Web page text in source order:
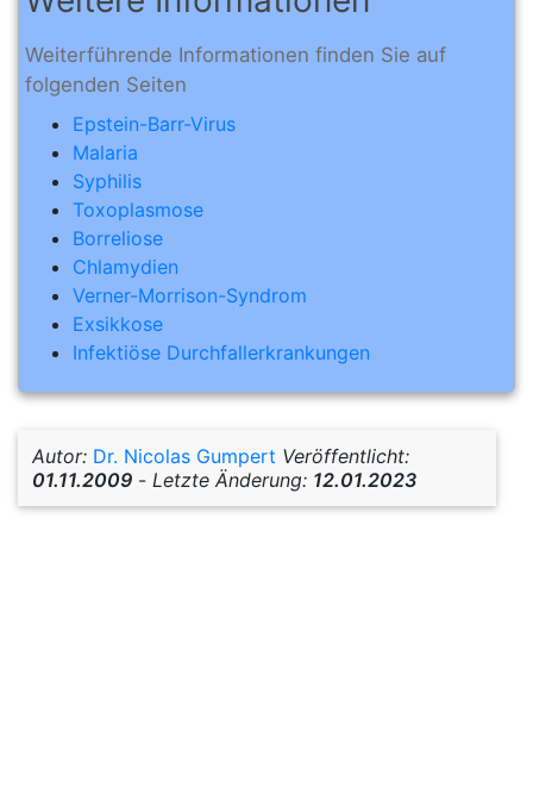
Weiterführende Informationen finden Sie auf
folgenden Seiten
Epstein-Barr-Virus
Malaria
Syphilis
Toxoplasmose
Borreliose
Chlamydien
Verner-Morrison-Syndrom
Exsikkose
Infektiöse Durchfallerkrankungen
Autor: Dr. Nicolas Gumpert Veröffentlicht:
01.11.2009 - Letzte Änderung: 12.01.2023